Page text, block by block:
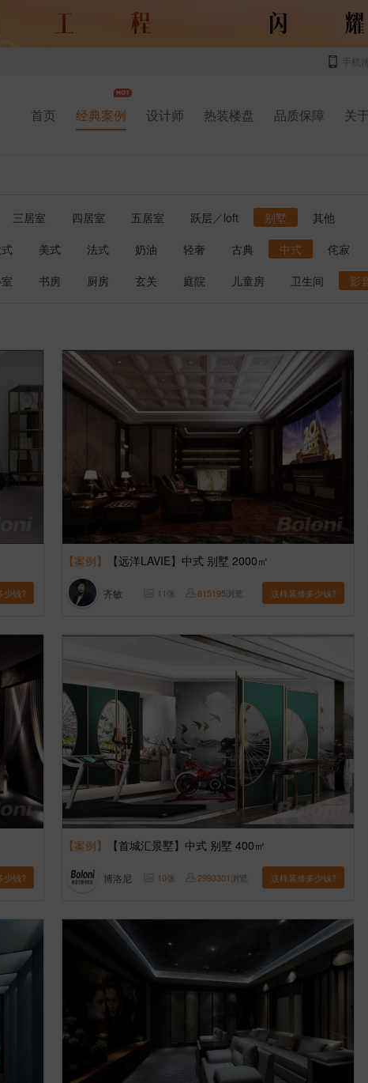
手机
首页 经典案例 设计师 热装楼盘 品质保障 关
三居室 四居室 五居室 跃层／loft 别墅
其他
美式 法式 奶油 轻奢 古典 中式 侘寂
书房 厨房 玄关 庭院 儿童房 卫生间 影
少钱?
【案例】 【远洋LAVIE】中式 别墅 2000㎡
齐敏 11张 615195浏览 这样装修多少钱?
少钱?
【案例】 【首城汇景墅】中式 别墅 400㎡
博洛尼 10张 2993301浏览 这样装修多少钱?